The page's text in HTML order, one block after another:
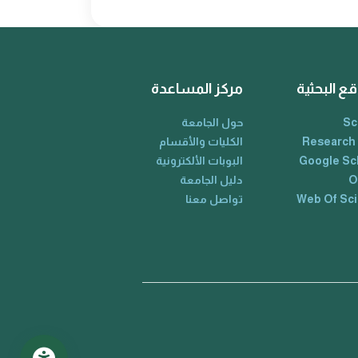
البحثية
Google
Web Of
مركز المساعدة
حول الجامعة
الكليات والأقسام
البوبات الألكترونية
دليل الجامعة
تواصل معنا